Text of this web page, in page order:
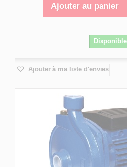
Ajouter au panier
Disponible
Ajouter à ma liste d'envies